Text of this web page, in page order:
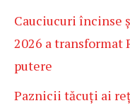
Cauciucuri încinse
2026 a transformat
putere
Paznicii tăcuți ai